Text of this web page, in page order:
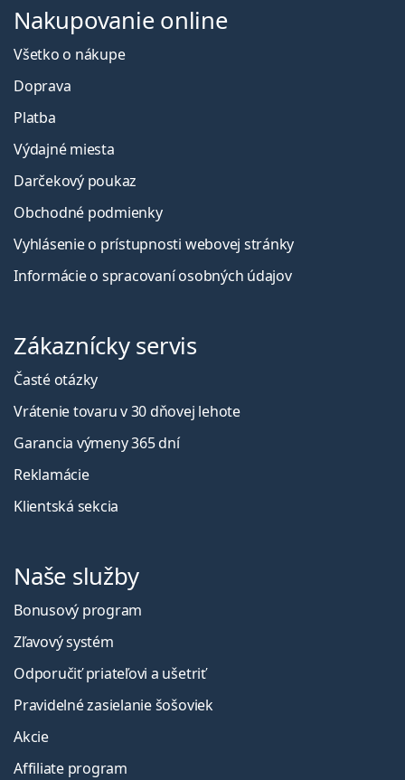
Nakupovanie online
Všetko o nákupe
Doprava
Platba
Výdajné miesta
Darčekový poukaz
Obchodné podmienky
Vyhlásenie o prístupnosti webovej stránky
Informácie o spracovaní osobných údajov
Zákaznícky servis
Časté otázky
Vrátenie tovaru v 30 dňovej lehote
Garancia výmeny 365 dní
Reklamácie
Klientská sekcia
Naše služby
Bonusový program
Zľavový systém
Odporučiť priateľovi a ušetriť
Pravidelné zasielanie šošoviek
Akcie
Affiliate program